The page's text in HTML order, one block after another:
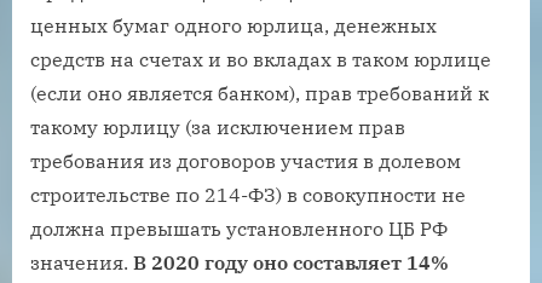
ценных бумаг одного юрлица, денежных
средств на счетах и во вкладах в таком юрлице
(если оно является банком), прав требований к
такому юрлицу (за исключением прав
требования из договоров участия в долевом
строительстве по 214-ФЗ) в совокупности не
должна превышать установленного ЦБ РФ
значения. В 2020 году оно составляет 14%